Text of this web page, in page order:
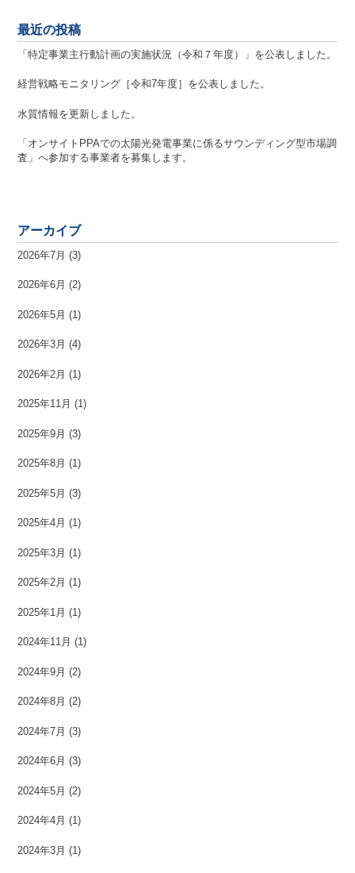
最近の投稿
「特定事業主行動計画の実施状況（令和７年度）」を公表しました。
経営戦略モニタリング［令和7年度］を公表しました。
水質情報を更新しました。
「オンサイトPPAでの太陽光発電事業に係るサウンディング型市場調
査」へ参加する事業者を募集します。
アーカイブ
2026年7月 (3)
2026年6月 (2)
2026年5月 (1)
2026年3月 (4)
2026年2月 (1)
2025年11月 (1)
2025年9月 (3)
2025年8月 (1)
2025年5月 (3)
2025年4月 (1)
2025年3月 (1)
2025年2月 (1)
2025年1月 (1)
2024年11月 (1)
2024年9月 (2)
2024年8月 (2)
2024年7月 (3)
2024年6月 (3)
2024年5月 (2)
2024年4月 (1)
2024年3月 (1)